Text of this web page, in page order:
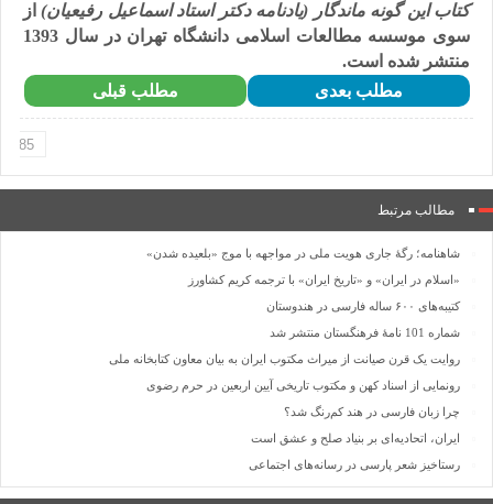
کتاب این گونه ماندگار (یادنامه دکتر استاد اسماعیل رفیعیان)از
سوی موسسه مطالعات اسلامی دانشگاه تهران در سال 1393
منتشر شده است.
مطلب قبلی
مطلب بعدی
مطالب مرتبط
شاهنامه؛ رگۀ جاری هویت ملی در مواجهه با موج «بلعیده شدن»
«اسلام در ایران» و «تاریخ ایران» با ترجمه کریم کشاورز
کتیبه‌های ۶۰۰ ساله فارسی در هندوستان
شماره 101 نامۀ فرهنگستان منتشر شد
روایت یک قرن صیانت از میراث مکتوب ایران به بیان معاون کتابخانه ملی
رونمایی از اسناد کهن و مکتوب تاریخی آیین اربعین در حرم رضوی
چرا زبان فارسی در هند کم‌رنگ شد؟
ایران، اتحادیه‌ای بر بنیاد صلح و عشق است
رستاخیز شعر پارسی در رسانه‌های اجتماعی